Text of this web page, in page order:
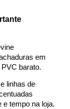
em
barato.
linhas de
e tempo na loja.